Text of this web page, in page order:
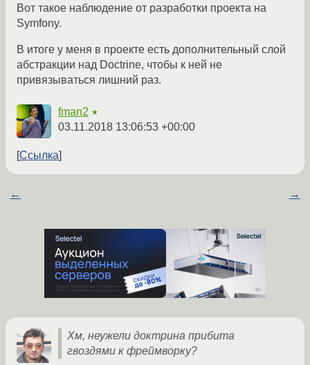
Вот такое наблюдение от разработки проекта на
Symfony.
В итоге у меня в проекте есть дополнительный слой
абстракции над Doctrine, чтобы к ней не
привязываться лишний раз.
fman2 ★
03.11.2018 13:06:53 +00:00
Ссылка
← →
Хм, неужели доктрина прибита
гвоздями к фреймворку?